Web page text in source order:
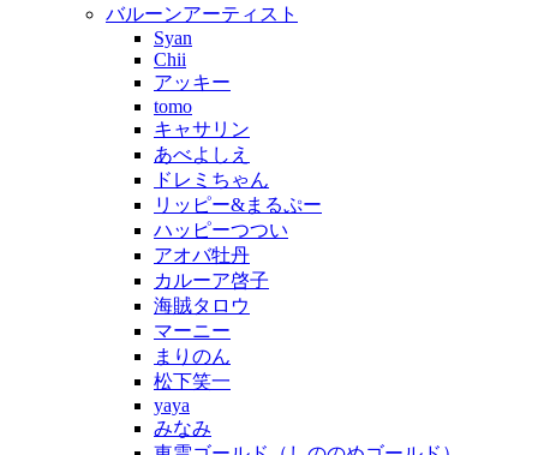
バルーンアーティスト
Syan
Chii
アッキー
tomo
キャサリン
あべよしえ
ドレミちゃん
リッピー&まるぷー
ハッピーつつい
アオバ牡丹
カルーア啓子
海賊タロウ
マーニー
まりのん
松下笑一
yaya
みなみ